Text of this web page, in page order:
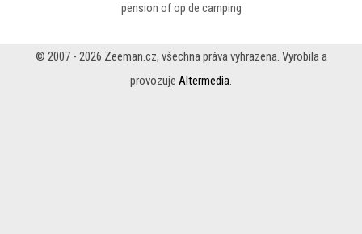
pension of op de camping
© 2007 - 2026 Zeeman.cz, všechna práva vyhrazena. Vyrobila a
provozuje Altermedia.